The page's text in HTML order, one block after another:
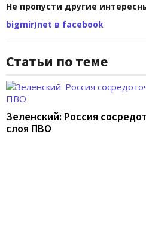
Не пропусти другие
bigmir)net в facebook
Статьи по теме
Зеленский: Россия
слоя ПВО